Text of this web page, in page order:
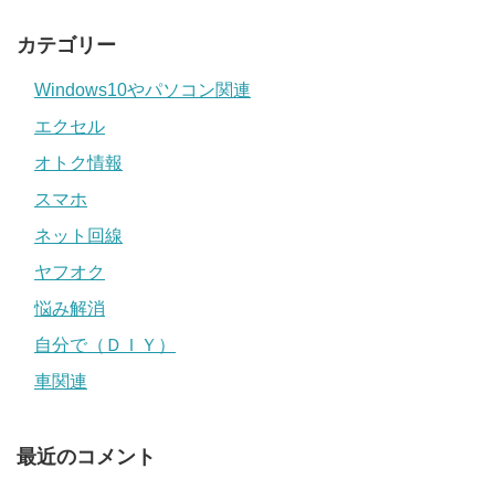
カテゴリー
Windows10やパソコン関連
エクセル
オトク情報
スマホ
ネット回線
ヤフオク
悩み解消
自分で（ＤＩＹ）
車関連
最近のコメント